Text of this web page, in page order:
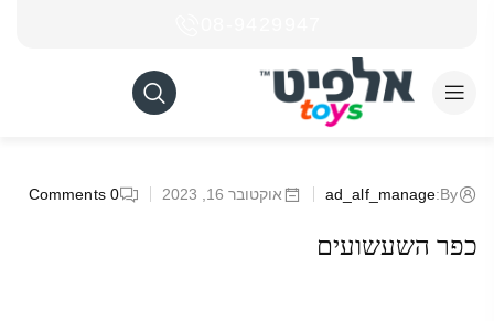
By:
ad_alf_manage אוקטובר 16, 2023 0
Comments
כפר השעשועים